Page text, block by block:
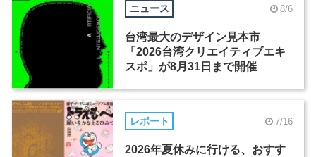
ニュース 8/6
台湾最大のデザイン見本市
「2026台湾クリエイティブエキ
スポ」が8月31日まで開催
レポート 7/16
2026年夏休みに行ける、おすす